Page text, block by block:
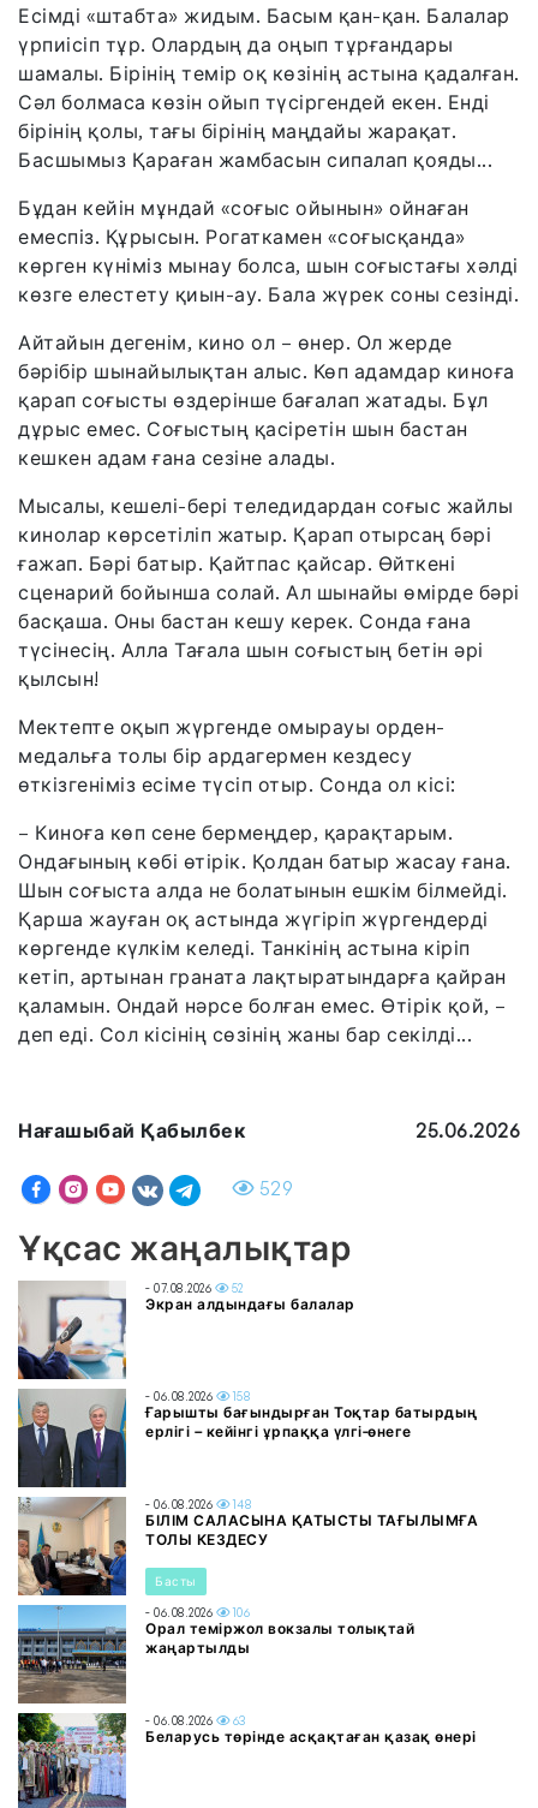
Есімді «штабта» жидым. Басым қан-қан. Балалар
үрпиісіп тұр. Олардың да оңып тұрғандары
шамалы. Бірінің темір оқ көзінің астына қадалған.
Сәл болмаса көзін ойып түсіргендей екен. Енді
бірінің қолы, тағы бірінің маңдайы жарақат.
Басшымыз Қараған жамбасын сипалап қояды...
Бұдан кейін мұндай «соғыс ойынын» ойнаған
емеспіз. Құрысын. Рогаткамен «соғысқанда»
көрген күніміз мынау болса, шын соғыстағы хәлді
көзге елестету қиын-ау. Бала жүрек соны сезінді.
Айтайын дегенім, кино ол – өнер. Ол жерде
бәрібір шынайылықтан алыс. Көп адамдар киноға
қарап соғысты өздерінше бағалап жатады. Бұл
дұрыс емес. Соғыстың қасіретін шын бастан
кешкен адам ғана сезіне алады.
Мысалы, кешелі-бері теледидардан соғыс жайлы
кинолар көрсетіліп жатыр. Қарап отырсаң бәрі
ғажап. Бәрі батыр. Қайтпас қайсар. Өйткені
сценарий бойынша солай. Ал шынайы өмірде бәрі
басқаша. Оны бастан кешу керек. Сонда ғана
түсінесің. Алла Тағала шын соғыстың бетін әрі
қылсын!
Мектепте оқып жүргенде омырауы орден-
медальға толы бір ардагермен кездесу
өткізгеніміз есіме түсіп отыр. Сонда ол кісі:
– Киноға көп сене бермеңдер, қарақтарым.
Ондағының көбі өтірік. Қолдан батыр жасау ғана.
Шын соғыста алда не болатынын ешкім білмейді.
Қарша жауған оқ астында жүгіріп жүргендерді
көргенде күлкім келеді. Танкінің астына кіріп
кетіп, артынан граната лақтыратындарға қайран
қаламын. Ондай нәрсе болған емес. Өтірік қой, –
деп еді. Сол кісінің сөзінің жаны бар секілді...
Нағашыбай Қабылбек 25.06.2026
529
Ұқсас жаңалықтар
- 07.08.2026 52
Экран алдындағы балалар
- 06.08.2026 158
Ғарышты бағындырған Тоқтар батырдың
ерлігі – кейінгі ұрпаққа үлгі-өнеге
- 06.08.2026 148
БІЛІМ САЛАСЫНА ҚАТЫСТЫ ТАҒЫЛЫМҒА
ТОЛЫ КЕЗДЕСУ
Басты
- 06.08.2026 106
Орал теміржол вокзалы толықтай
жаңартылды
- 06.08.2026 63
Беларусь төрінде асқақтаған қазақ өнері